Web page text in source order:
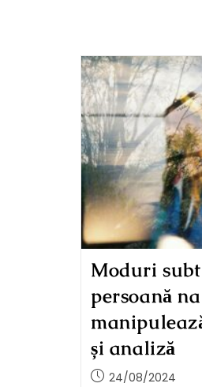
Moduri
persoană
și analiză
24/08/2024